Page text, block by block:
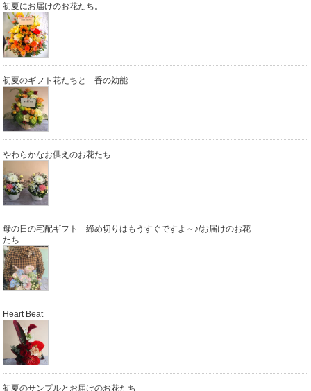
初夏にお届けのお花たち。
初夏のギフト花たちと 香の効能
やわらかなお供えのお花たち
母の日の宅配ギフト 締め切りはもうすぐですよ～♪/お届けのお花
たち
Heart Beat
初夏のサンプルとお届けのお花たち